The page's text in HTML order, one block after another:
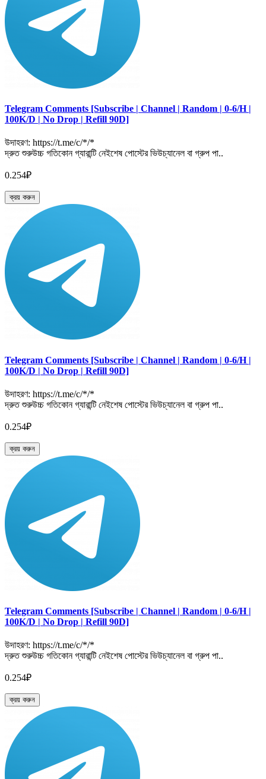
Telegram Comments [Subscribe | Channel | Random | 0-6/H |
100K/D | No Drop | Refill 90D]
উদাহরণ: https://t.me/c/*/*
দ্রুত শুরুউচ্চ গতিকোন গ্যারান্টি নেইশেষ পোস্টের ভিউচ্যানেল বা গ্রুপ পা..
0.254₽
ক্রয় করুন
Telegram Comments [Subscribe | Channel | Random | 0-6/H |
100K/D | No Drop | Refill 90D]
উদাহরণ: https://t.me/c/*/*
দ্রুত শুরুউচ্চ গতিকোন গ্যারান্টি নেইশেষ পোস্টের ভিউচ্যানেল বা গ্রুপ পা..
0.254₽
ক্রয় করুন
Telegram Comments [Subscribe | Channel | Random | 0-6/H |
100K/D | No Drop | Refill 90D]
উদাহরণ: https://t.me/c/*/*
দ্রুত শুরুউচ্চ গতিকোন গ্যারান্টি নেইশেষ পোস্টের ভিউচ্যানেল বা গ্রুপ পা..
0.254₽
ক্রয় করুন